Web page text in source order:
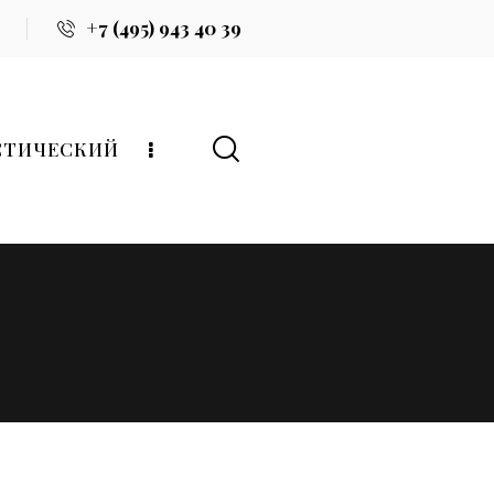
+7 (495) 943 40 39